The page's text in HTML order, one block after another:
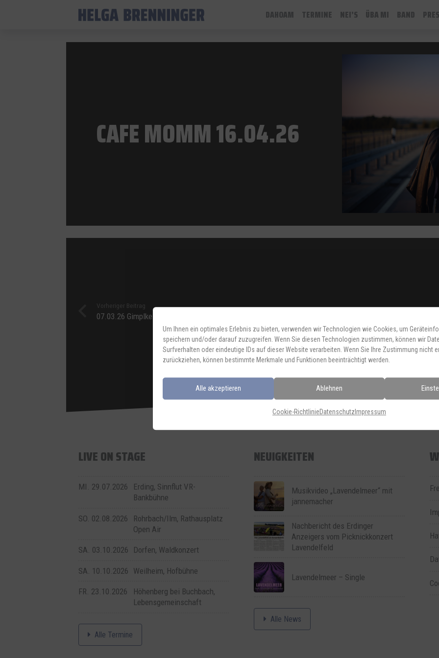
Um Ihnen ein optimales Erlebnis zu bieten, verwenden wir Technologien wie Cookies, um
speichern und/oder darauf zuzugreifen. Wenn Sie diesen Technologien zustimmen, können wir
Surfverhalten oder eindeutige IDs auf dieser Website verarbeiten. Wenn Sie Ihre Zustimmung nicht
zurückziehen, können bestimmte Merkmale und Funktionen beeinträchtigt werden.
Alle akzeptieren Ablehnen
Cookie-RichtlinieDatenschutz Impressum
DAHOAM TERMINE NEI’S ÜBA MI BAND
CAFE MOMM 16.04.26
Vorheriger Beitrag
07.03.26 Gimplkeller
Zurück zur
Übersicht
LIVE ON STAGE
MI. 29.07.2026
Erding, Sinnflut VR-
Bankbühne
SO. 02.08.2026
Rohrbach/Ilm, Rathausplatz
Open Air
SA. 03.10.2026 Dorfen, Waldkonzert
SA. 10.10.2026 Weilheim, Hofbühne
FR. 23.10.2026
Höhenberg bei Buchbach,
Lebensgemeinschaft
Alle Termine
NEUIGKEITEN
Musikvideo „Lavendelmeer“ mit
jannemacher
Nachbericht des Erdinger
Anzeigers vom Picknickkonzert
Lavendelfeld
Lavendelmeer – Single
Alle News